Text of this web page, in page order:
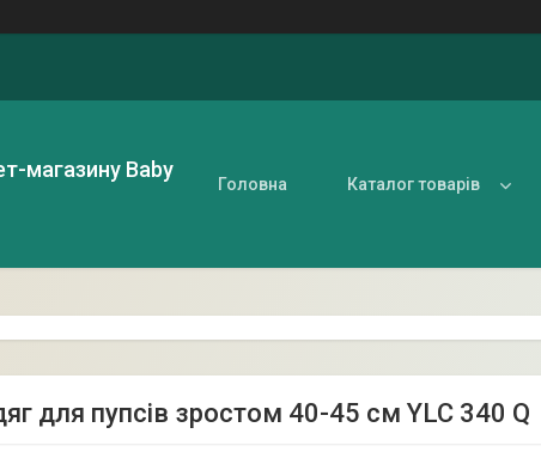
магазину Baby
Головна Каталог товарів
для пупсів зростом 40-45 см YLC 340 Q